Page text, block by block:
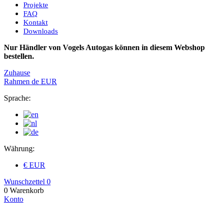
Projekte
FAQ
Kontakt
Downloads
Nur Händler von Vogels Autogas können in diesem Webshop
bestellen.
Zuhause
Rahmen de EUR
Sprache:
Währung:
€ EUR
Wunschzettel 0
0 Warenkorb
Konto